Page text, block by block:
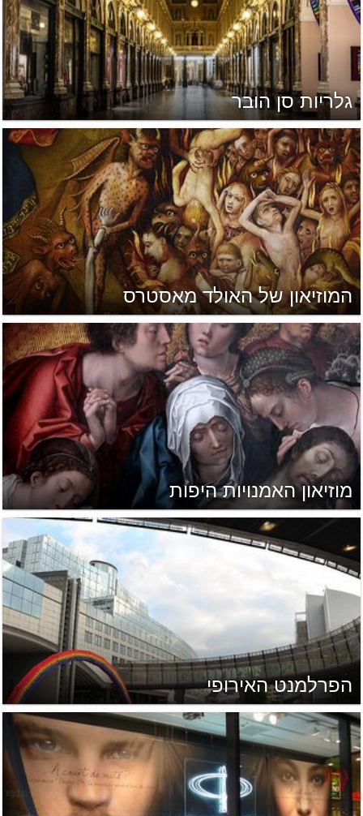
גלריות סן הובר
המוזיאון של האולד מאסטרס
מוזיאון האמנויות היפות
הפרלמנט האירופי